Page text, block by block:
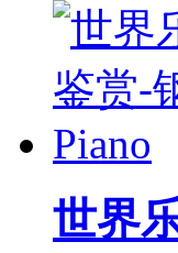
世界